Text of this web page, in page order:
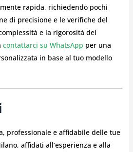
rapida, richiedendo pochi
di precisione e le verifiche del
e la rigorosità del
contattarci su WhatsApp per una
in base al tuo modello
professionale e affidabile delle tue
affidati all’esperienza e alla